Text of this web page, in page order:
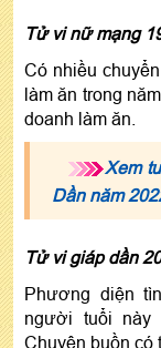
Tử vi nữ mạng
Có nhiều
làm ăn trong
doanh làm ăn.
Xem
Dần năm
Tử vi giáp dần
Phương diện
người tuổi này
Chuyện buồn có